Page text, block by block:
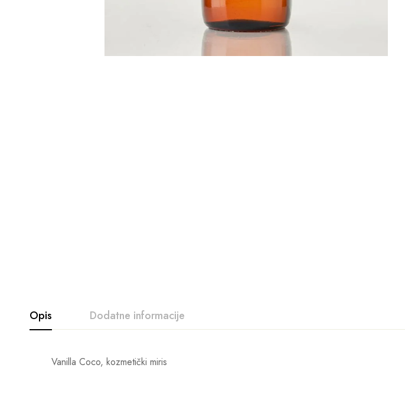
Opis Dodatne informacije
Vanilla Coco, kozmetički miris